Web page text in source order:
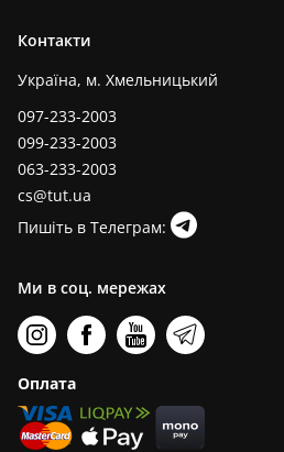
Контакти
Україна, м. Хмельницький
097-233-2003
099-233-2003
063-233-2003
cs@tut.ua
Пишіть в Телеграм:
Ми в соц. мережах
Оплата